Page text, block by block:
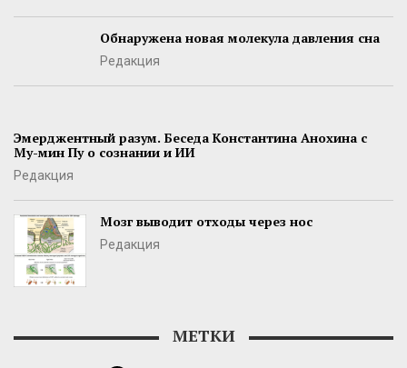
Обнаружена новая молекула давления сна
Редакция
Эмерджентный разум. Беседа Константина Анохина с
Му-мин Пу о сознании и ИИ
Редакция
Мозг выводит отходы через нос
Редакция
МЕТКИ